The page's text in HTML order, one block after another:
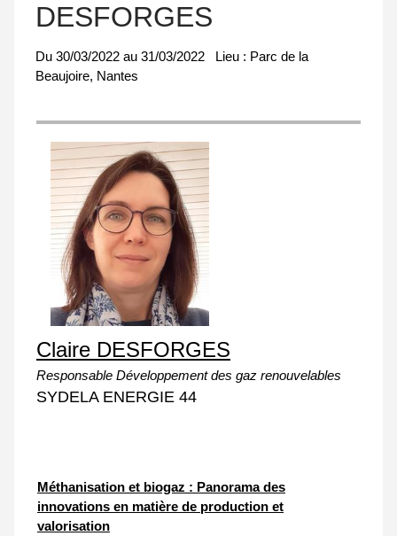
DESFORGES
Du 30/03/2022 au 31/03/2022 Lieu : Parc de la
Beaujoire, Nantes
Claire DESFORGES
Responsable Développement des gaz renouvelables
SYDELA ENERGIE 44
Méthanisation et biogaz : Panorama des
innovations en matière de production et
valorisation